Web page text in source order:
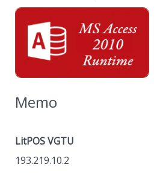
Memo
LitPOS VGTU
193.219.10.2